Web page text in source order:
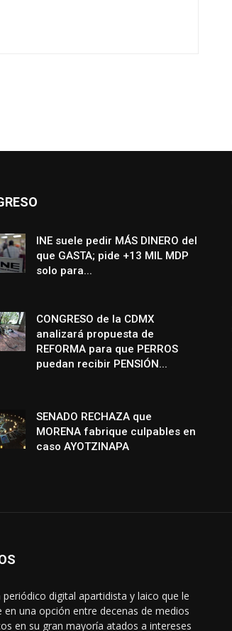
INE suele pedir MÁS DINERO del
que GASTA; pide +13 MIL MDP
solo para...
CONGRESO de la CDMX
analizará propuesta de
REFORMA para que PERROS
puedan recibir PENSIÓN...
SENADO RECHAZA que
MORENA fabrique culpables en
caso AYOTZINAPA
digital apartidista y laico que le
en una opción entre decenas de medios
en su gran mayoría atados a intereses